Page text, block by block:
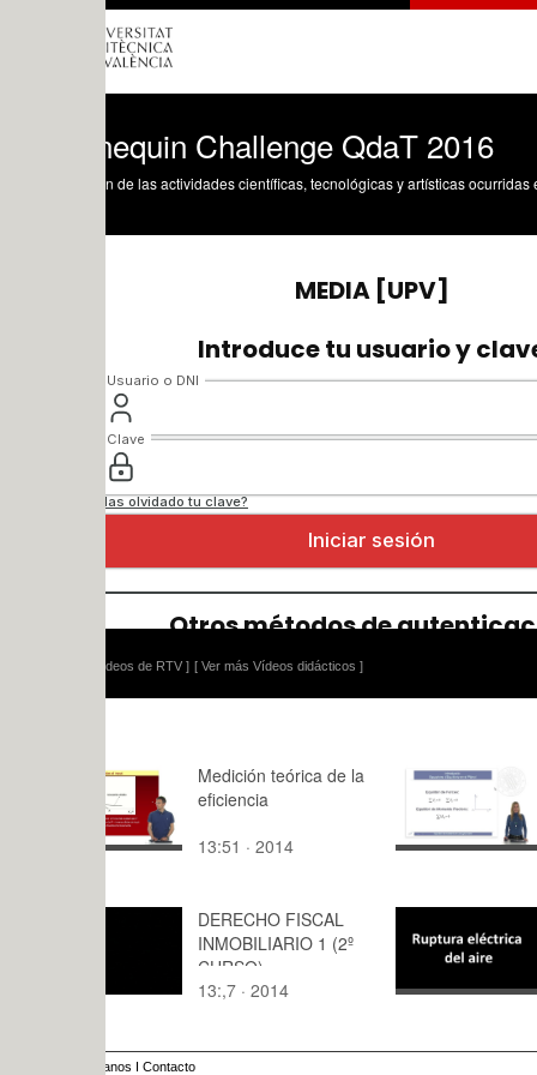
Challenge QdaT 2016
de las actividades científicas, tecnológicas y artísticas ocurridas en los tres
[ Ver más Vídeos didácticos ]
Medición teórica de la
eficiencia
13:51 · 2014
Equilibri
en una
5:47 · 2008
DERECHO FISCAL
INMOBILIARIO 1 (2º
13:,7 · 2014
aire
0:16 · 2017